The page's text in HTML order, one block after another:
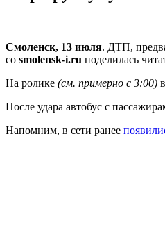
Смоленск, 13 июля. ДТП,
со smolensk-i.ru поделилась
На ролике (см. примерно с 3:00)
После удара автобус с
Напомним, в сети ранее